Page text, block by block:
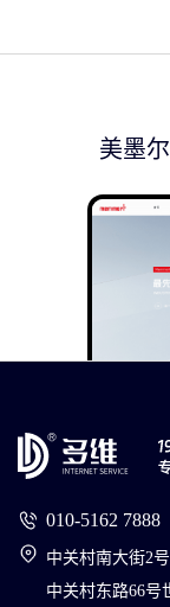
美墨
010-5162 7888
中关村南大街2
中关村东路66号